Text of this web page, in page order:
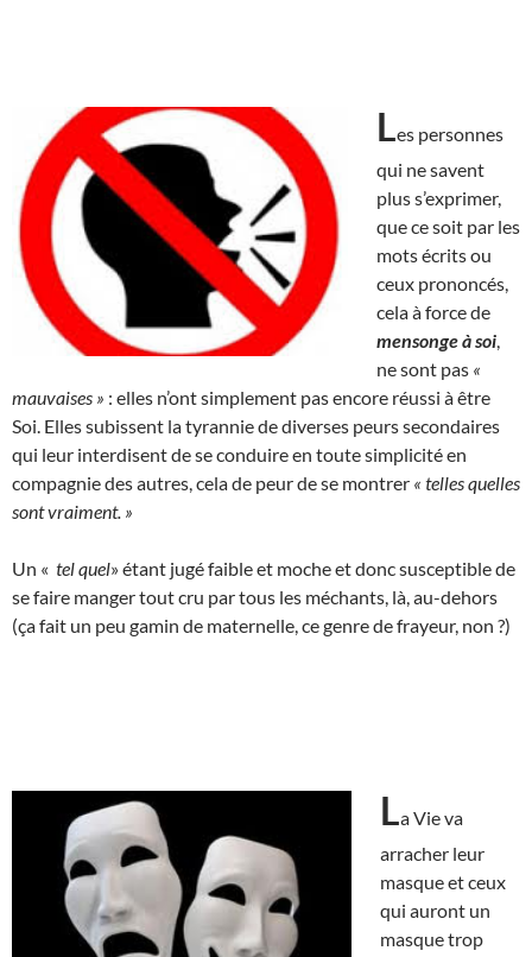
Les personnes
qui ne savent
plus s’exprimer,
que ce soit par les
mots écrits ou
ceux prononcés,
cela à force de
mensonge à soi
ne sont pas «
mauvaises » : elles n’ont simplement pas encore réussi à être
Soi. Elles subissent la tyrannie de diverses peurs secondaires
qui leur interdisent de se conduire en toute simplicité en
compagnie des autres, cela de peur de se montrer « telles quelles
sont vraiment. »
Un « tel quel» étant jugé faible et moche et donc susceptible de
se faire manger tout cru par tous les méchants, là, au-dehors
(ça fait un peu gamin de maternelle, ce genre de frayeur, non ?)
La Vie va
arracher leur
masque et ceux
qui auront un
masque trop